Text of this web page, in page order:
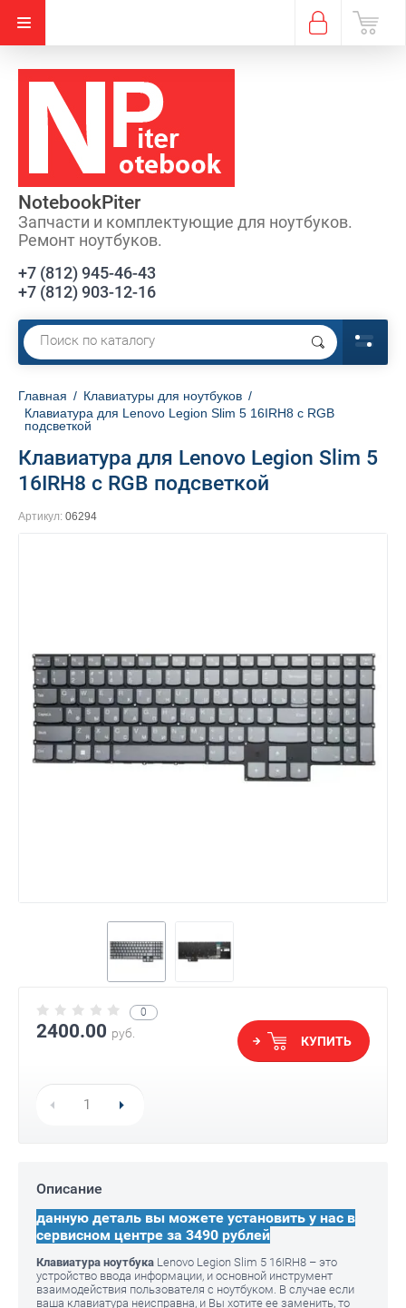
NotebookPiter
Запчасти и комплектующие для ноутбуков.
Ремонт ноутбуков.
+7 (812) 945-46-43
+7 (812) 903-12-16
Главная / Клавиатуры для ноутбуков /
Клавиатура для Lenovo Legion Slim 5 16IRH8 с RGB
подсветкой
Клавиатура для Lenovo Legion Slim 5
16IRH8 с RGB подсветкой
Артикул: 06294
0
2400.00 руб.
КУПИТЬ
Описание
данную деталь вы можете установить у нас в
сервисном центре за 3490 рублей
Клавиатура ноутбука Lenovo Legion Slim 5 16IRH8 – это
устройство ввода информации, и основной инструмент
взаимодействия пользователя с ноутбуком. В случае если
ваша клавиатура неисправна, и Вы хотите ее заменить, то